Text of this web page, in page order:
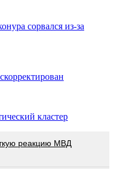
сорвался из-за
кластер
реакцию МВД